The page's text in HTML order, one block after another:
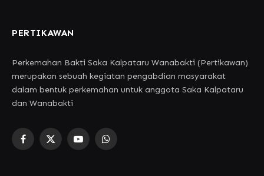
PERTIKAWAN
Perkemahan Bakti Saka Kalpataru Wanabakti (Pertikawan)
merupakan sebuah kegiatan pengabdian masyarakat
dalam bentuk perkemahan untuk anggota Saka Kalpataru
dan Wanabakti
Facebook
X
YouTubeWhatsApp